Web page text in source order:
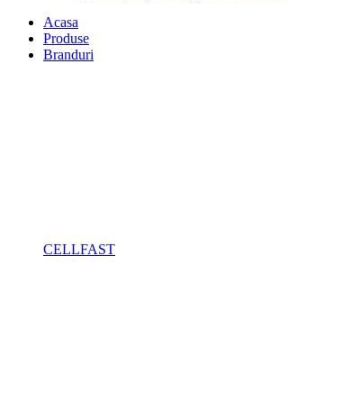
Acasa
Produse
Branduri
CELLFAST